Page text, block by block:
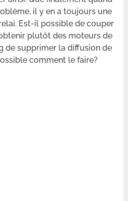
il y en a toujours une
Est-il possible de couper
plutôt des moteurs de
de supprimer la diffusion de
comment le faire?